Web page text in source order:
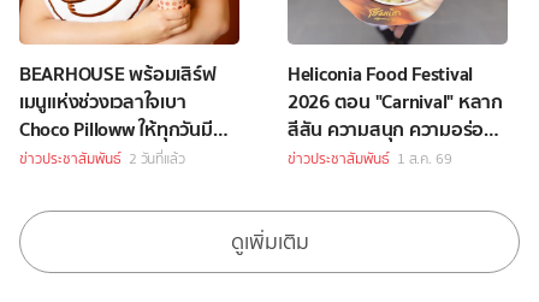
BEARHOUSE พร้อมเสิร์ฟ
เมนูแห่งช่วงเวลาใจเบา
Choco Pilloww ให้ทุกวันมี
“Soft Moment”
ข่าวประชาสัมพันธ์ 2 วันที่แล้ว
Heliconia Food Festival
2026 ตอน "Carnival" หลาก
สีสัน ความสนุก ความอร่อย
Celebrity Chef กว่า 70 ชีวิต
ข่าวประชาสัมพันธ์ 1 ส.ค. 69
ดูเพิ่มเติม